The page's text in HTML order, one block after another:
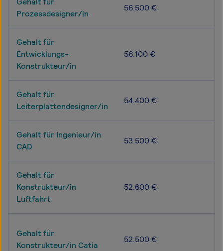
Prozessdesigner/in
56.500 €
Gehalt für
Entwicklungs-
Konstrukteur/in
56.100 €
Gehalt für
Leiterplattendesigner/in
54.400 €
Gehalt für Ingenieur/in
CAD
53.500 €
Gehalt für
Konstrukteur/in
Luftfahrt
52.600 €
Gehalt für
Konstrukteur/in Catia
52.500 €